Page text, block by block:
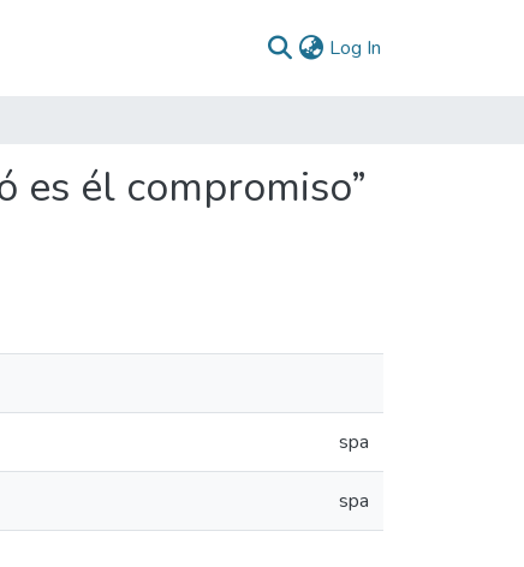
Log In
es él compromiso”
spa
spa